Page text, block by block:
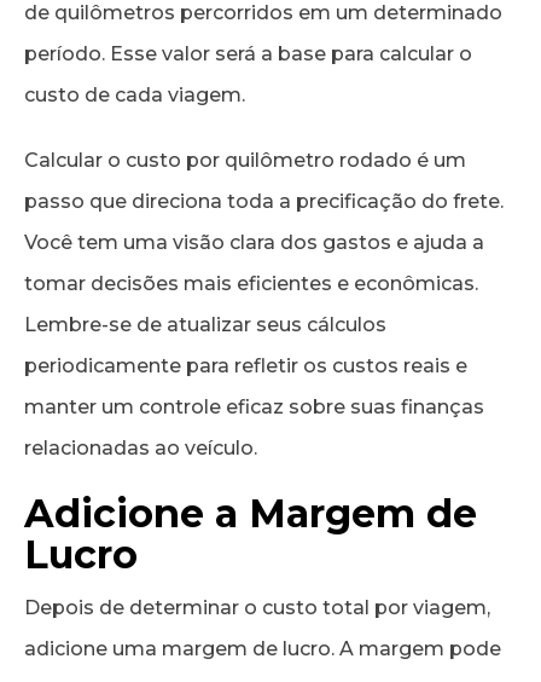
de quilômetros percorridos em um determinado
período. Esse valor será a base para calcular o
custo de cada viagem.
Calcular o custo por quilômetro rodado é um
passo que direciona toda a precificação do frete.
Você tem uma visão clara dos gastos e ajuda a
tomar decisões mais eficientes e econômicas.
Lembre-se de atualizar seus cálculos
periodicamente para refletir os custos reais e
manter um controle eficaz sobre suas finanças
relacionadas ao veículo.
Adicione a Margem de
Lucro
Depois de determinar o custo total por viagem,
adicione uma margem de lucro. A margem pode